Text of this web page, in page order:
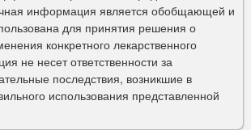
информация является обобщающей и
для принятия решения о
конкретного лекарственного
не несет ответственности за
последствия, возникшие в
использования представленной